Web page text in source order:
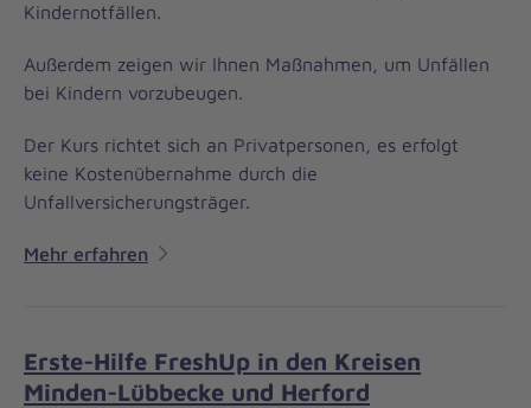
Kindernotfällen.
Außerdem zeigen wir Ihnen Maßnahmen, um Unfällen
bei Kindern vorzubeugen.
Der Kurs richtet sich an Privatpersonen, es erfolgt
keine Kostenübernahme durch die
Unfallversicherungsträger.
Mehr erfahren
Erste-Hilfe FreshUp in den Kreisen
Minden-Lübbecke und Herford